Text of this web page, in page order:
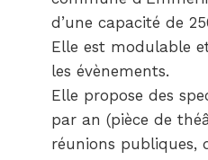
d’une capacité de
Elle est modulable
les évènements.
Elle propose des
par an (pièce de
réunions publiques,